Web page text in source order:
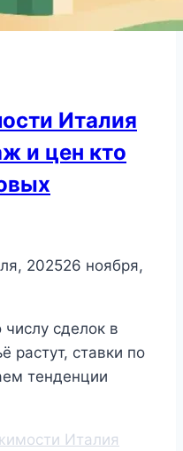
Италия
и цен кто
202526 ноября,
сделок в
растут, ставки по
тенденции
Италия